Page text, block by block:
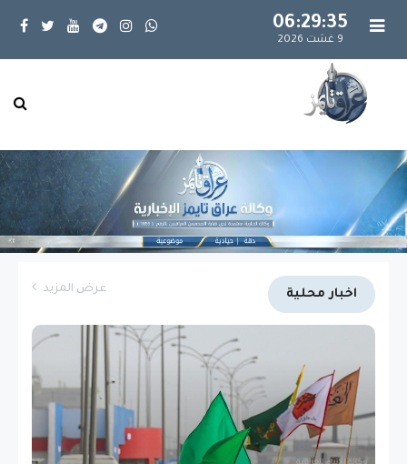
06:29:37
9 غشت 2026
اخبار محلية عرض المزيد